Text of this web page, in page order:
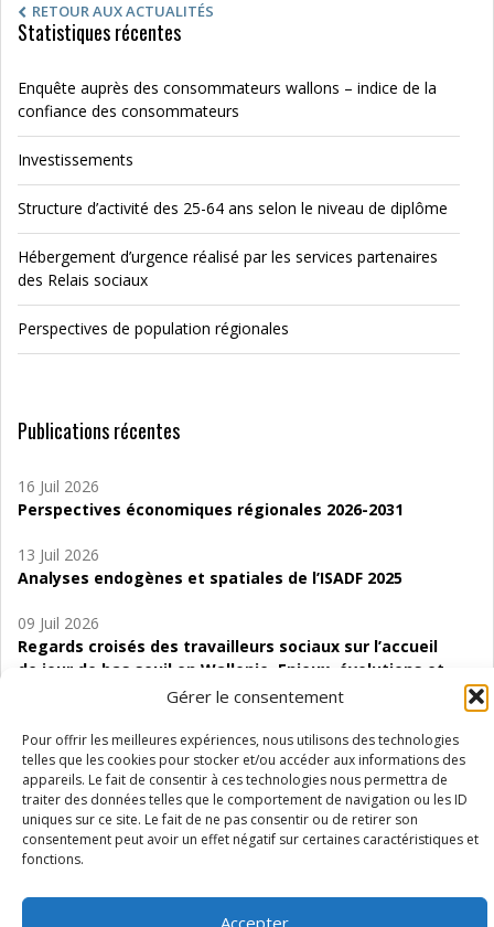
Gérer le consentement
Pour offrir les meilleures expériences, nous utilisons des technologies
telles que les cookies pour stocker et/ou accéder aux informations des
appareils. Le fait de consentir à ces technologies nous permettra de
traiter des données telles que le comportement de navigation ou les ID
uniques sur ce site. Le fait de ne pas consentir ou de retirer son
consentement peut avoir un effet négatif sur certaines caractéristiques et
fonctions.
Accepter
RETOUR AUX ACTUALITÉS
Statistiques récentes
Enquête auprès des consommateurs wallons – indice de la
confiance des consommateurs
Investissements
Structure d’activité des 25-64 ans selon le niveau de diplôme
Hébergement d’urgence réalisé par les services partenaires
des Relais sociaux
Perspectives de population régionales
Publications récentes
16 Juil 2026
Perspectives économiques régionales 2026-2031
13 Juil 2026
Analyses endogènes et spatiales de l’ISADF 2025
09 Juil 2026
Regards croisés des travailleurs sociaux sur l’accueil
de jour de bas seuil en Wallonie. Enjeux, évolutions et
06 Juil 2026
Étude d’évaluabilité des Structures
d’accompagnement à l’autocréation d’emploi (SAACE)
01 Juil 2026
Pénurie du personnel infirmier :quels indicateurs
Wallonie ?